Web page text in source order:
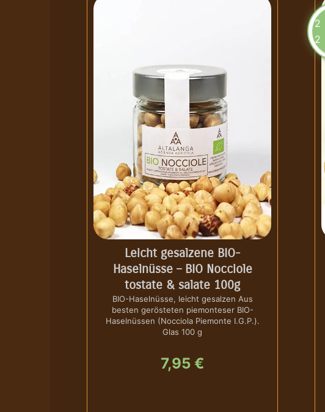
Leicht gesalzene BIO-
Haselnüsse – BIO Nocciole
tostate & salate 100g
BIO-Haselnüsse, leicht gesalzen Aus
besten gerösteten piemonteser BIO-
Haselnüssen (Nocciola Piemonte I.G.P.).
Glas 100 g
7,95 €
2
2